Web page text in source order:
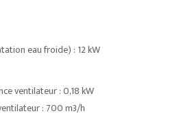
eau froide) : 12 kW
ventilateur : 0,18 kW
: 700 m3/h